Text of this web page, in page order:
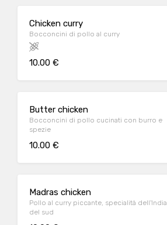
Chicken curry
Bocconcini di pollo al curry
10.00 €
Butter chicken
Bocconcini di pollo cucinati con burro e
spezie
10.00 €
Madras chicken
Pollo al curry piccante, specialità dell'India
del sud